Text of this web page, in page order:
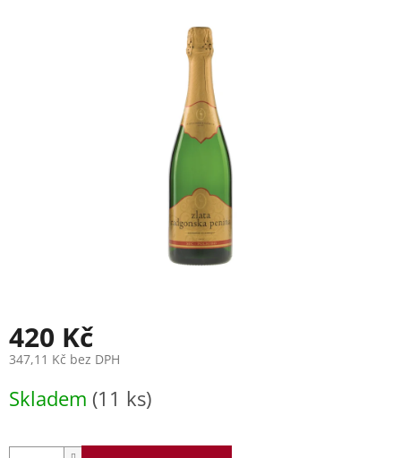
420 Kč
347,11 Kč bez DPH
cena:
Skladem (11 ks)